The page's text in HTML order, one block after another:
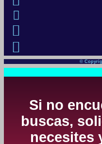
©
Si no
buscas,
necesites